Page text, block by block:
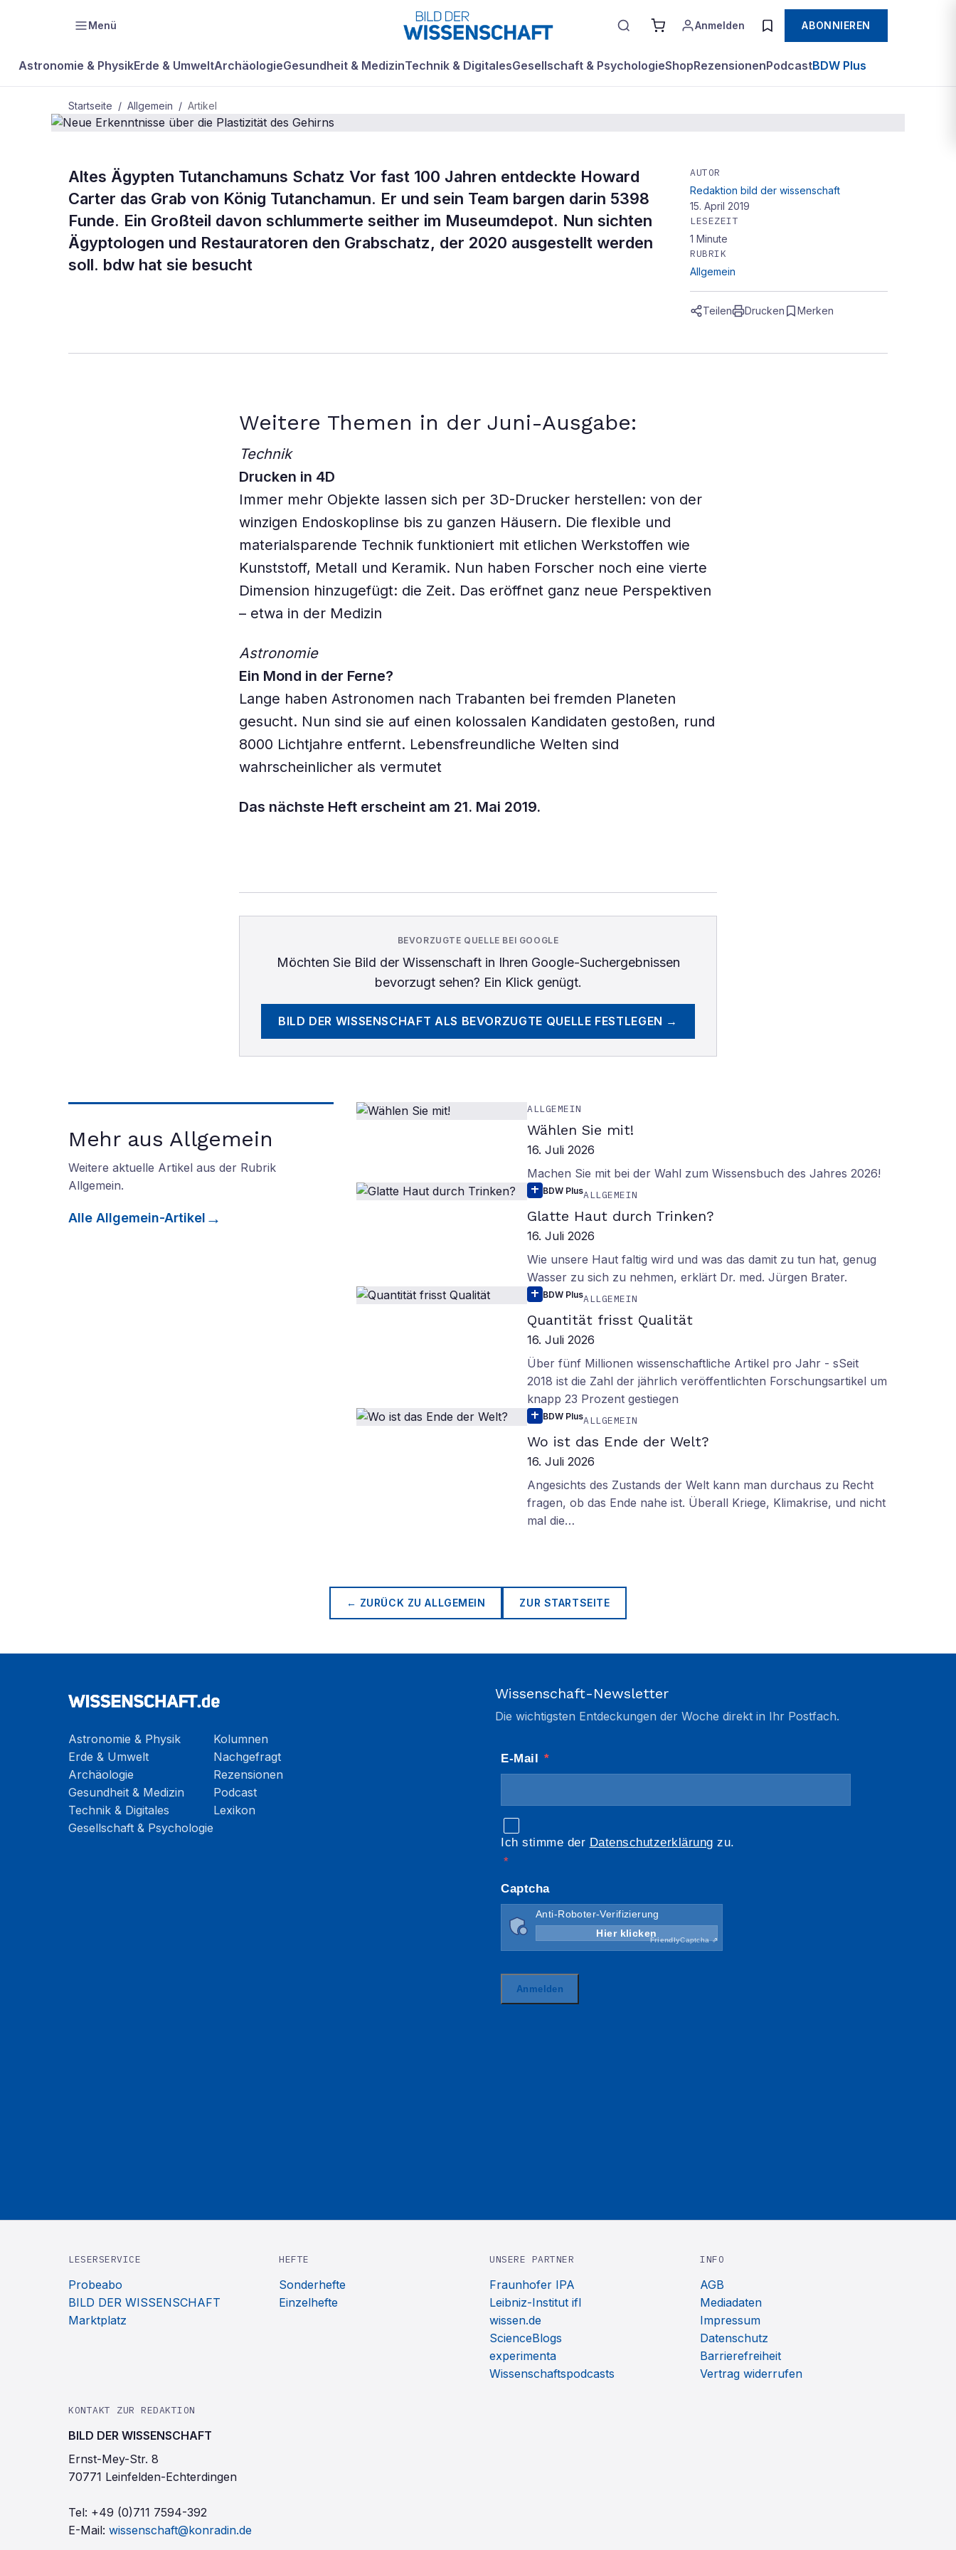
Menü Anmelden ABONNIEREN
Astronomie & PhysikErde & UmweltArchäologieGesundheit & MedizinTechnik & DigitalesGesellschaft & PsychologieShopRezensionenPodcastBDW Plus
Startseite / Allgemein / Artikel
ALLGEMEIN
Neue Erkenntnisse über die
Plastizität des Gehirns
Altes Ägypten Tutanchamuns Schatz Vor fast 100 Jahren entdeckte Howard
Carter das Grab von König Tutanchamun. Er und sein Team bargen darin 5398
Funde. Ein Großteil davon schlummerte seither im Museumdepot. Nun sichten
Ägyptologen und Restauratoren den Grabschatz, der 2020 ausgestellt werden
soll. bdw hat sie besucht
AUTOR
Redaktion bild der wissenschaft
15. April 2019
LESEZEIT
1 Minute
RUBRIK
Allgemein
Teilen Drucken Merken
Weitere Themen in der Juni-Ausgabe:
Technik
Drucken in 4D
Immer mehr Objekte lassen sich per 3D-Drucker herstellen: von der
winzigen Endoskoplinse bis zu ganzen Häusern. Die flexible und
materialsparende Technik funktioniert mit etlichen Werkstoffen wie
Kunststoff, Metall und Keramik. Nun haben Forscher noch eine vierte
Dimension hinzugefügt: die Zeit. Das eröffnet ganz neue Perspektiven
– etwa in der Medizin
Astronomie
Ein Mond in der Ferne?
Lange haben Astronomen nach Trabanten bei fremden Planeten
gesucht. Nun sind sie auf einen kolossalen Kandidaten gestoßen, rund
8000 Lichtjahre entfernt. Lebensfreundliche Welten sind
wahrscheinlicher als vermutet
Das nächste Heft erscheint am 21. Mai 2019.
BEVORZUGTE QUELLE BEI GOOGLE
Möchten Sie Bild der Wissenschaftin Ihren Google-Suchergebnissen
bevorzugt sehen? Ein Klick genügt.
BILD DER WISSENSCHAFT ALS BEVORZUGTE QUELLE FESTLEGEN →
Mehr aus Allgemein
Weitere aktuelle Artikel aus der Rubrik
Allgemein.
Alle Allgemein-Artikel
ALLGEMEIN
Wählen Sie mit!
16. Juli 2026
Machen Sie mit bei der Wahl zum Wissensbuch des Jahres 2026!
BDW PlusALLGEMEIN
Glatte Haut durch Trinken?
16. Juli 2026
Wie unsere Haut faltig wird und was das damit zu tun hat, genug
Wasser zu sich zu nehmen, erklärt Dr. med. Jürgen Brater.
BDW PlusALLGEMEIN
Quantität frisst Qualität
16. Juli 2026
Über fünf Millionen wissenschaftliche Artikel pro Jahr - sSeit
2018 ist die Zahl der jährlich veröffentlichten Forschungsartikel um
knapp 23 Prozent gestiegen
BDW PlusALLGEMEIN
Wo ist das Ende der Welt?
16. Juli 2026
Angesichts des Zustands der Welt kann man durchaus zu Recht
fragen, ob das Ende nahe ist. Überall Kriege, Klimakrise, und nicht
mal die…
← ZURÜCK ZUALLGEMEIN ZUR STARTSEITE
Astronomie & Physik
Erde & Umwelt
Archäologie
Gesundheit & Medizin
Technik & Digitales
Gesellschaft & Psychologie
Kolumnen
Nachgefragt
Rezensionen
Podcast
Lexikon
Wissenschaft-Newsletter
Die wichtigsten Entdeckungen der Woche direkt in Ihr Postfach.
LESERSERVICE
Probeabo
BILD DER WISSENSCHAFT
Marktplatz
HEFTE
Sonderhefte
Einzelhefte
UNSERE PARTNER
Fraunhofer IPA
Leibniz-Institut ifl
wissen.de
ScienceBlogs
experimenta
Wissenschaftspodcasts
INFO
AGB
Mediadaten
Impressum
Datenschutz
Barrierefreiheit
Vertrag widerrufen
KONTAKT ZUR REDAKTION
BILD DER WISSENSCHAFT
Ernst-Mey-Str. 8
70771 Leinfelden-Echterdingen
Tel: +49 (0)711 7594-392
E-Mail: wissenschaft@konradin.de